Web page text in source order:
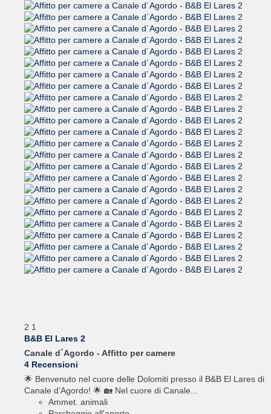
2 1
B&B El Lares 2
Canale d´Agordo - Affitto per camere
4 Recensioni
🌟 Benvenuto nel cuore delle Dolomiti presso il B&B El Lares di
Canale d’Agordo! 🌟 🏡 Nel cuore di Canale...
Ammet. animali